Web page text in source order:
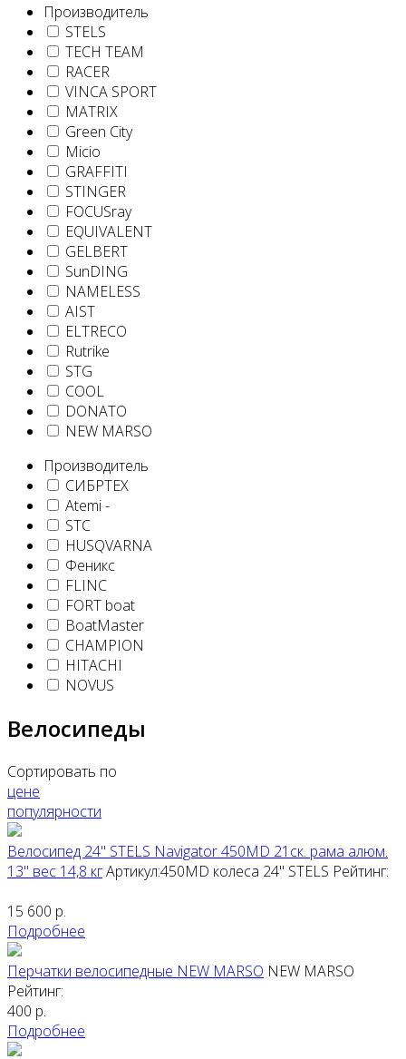
Производитель
STELS
TECH TEAM
RACER
VINCA SPORT
MATRIX
Green City
Micio
GRAFFITI
STINGER
FOCUSray
EQUIVALENT
GELBERT
SunDING
NAMELESS
AIST
ELTRECO
Rutrike
STG
COOL
DONATO
NEW MARSO
Производитель
СИБРТЕХ
Atemi -
STC
HUSQVARNA
Феникс
FLINC
FORT boat
BoatMaster
CHAMPION
HITACHI
NOVUS
Велосипеды
Сортировать по
цене
популярности
Велосипед 24" STELS Navigator 450MD 21ск. рама алюм.
13" вес 14,8 кгАртикул:450MD колеса 24" STELS Рейтинг:
15 600 р.
Подробнее
Перчатки велосипедные NEW MARSO NEW MARSO
Рейтинг:
400 р.
Подробнее